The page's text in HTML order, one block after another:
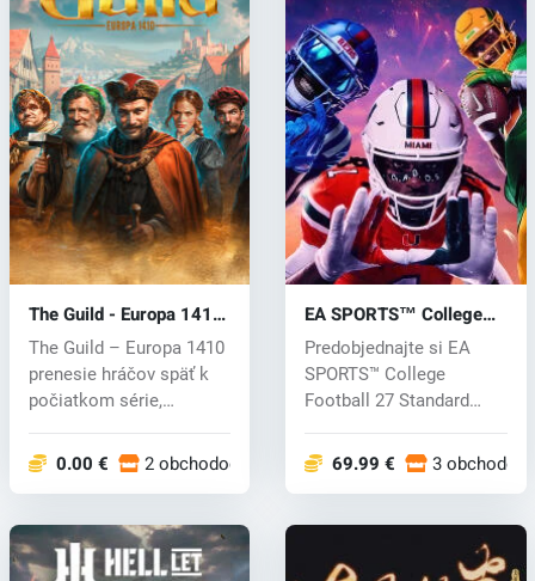
The Guild - Europa 1410
(PC) key
The Guild – Europa 1410
prenesie hráčov späť k
počiatkom série,
0.00 € 2 obchodoch
EA SPORTS™ College
Football 27 (PC) key
Predobjednajte si EA
SPORTS™ College
Football 27 Standard
69.99 € 3 obchodoch